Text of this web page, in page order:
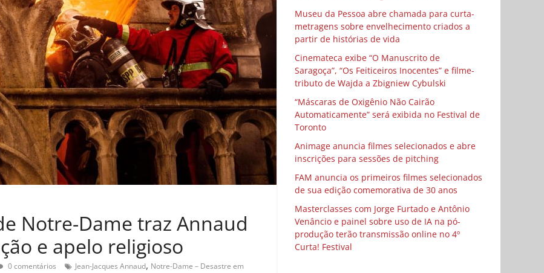
Notre-Dame traz Annaud
e apelo religioso
0 comentários Jean-Jacques Annaud, Notre-Dame – Desastre em
Museu da Pessoa abre chamada para curta-
metragens sobre envelhecimento criados a
partir de histórias de vida
Cinemateca exibe “O Manuscrito de
Saragoça”, “Os Feiticeiros Inocentes” e filme-
tributo de Wajda a Zbigniew Cybulski
“Máscaras de Oxigênio Não Cairão
Automaticamente” será exibida no Festival de
Toronto
Animage anuncia filmes selecionados e abre
inscrições para sessões de pitching
FAM anuncia os primeiros filmes selecionados
de sua edição comemorativa de 30 anos
Masterclasses com Jorge Furtado e Antônio
Venâncio e painel sobre uso de IA na pó-
produção terão transmissão online no 4º
Curta! Festival